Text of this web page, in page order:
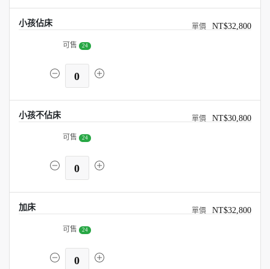
小孩佔床 NT$32,800
可售 24
0
小孩不佔床 NT$30,800
可售 24
0
加床 NT$32,800
可售 24
0